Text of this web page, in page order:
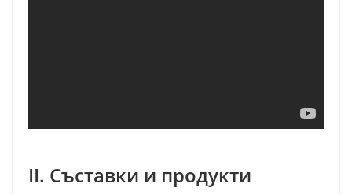
II. Съставки и продукти